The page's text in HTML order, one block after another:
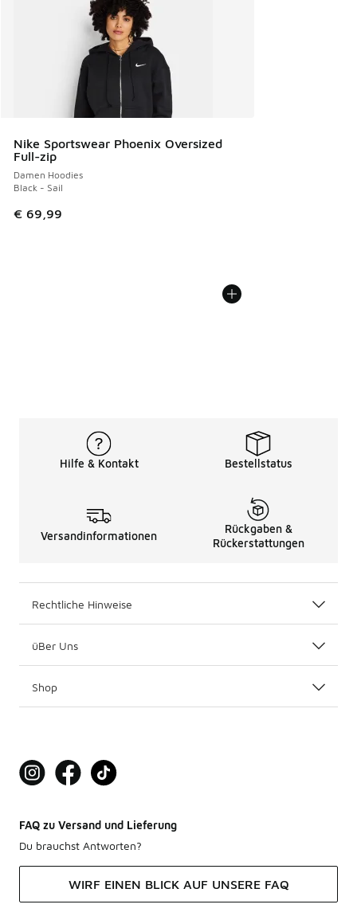
Nike Sportswear Phoenix Oversized
Full-zip
Damen Hoodies
Black - Sail
€ 69,99
Hilfe & Kontakt Bestellstatus
Versandinformationen
Rückgaben &
Rückerstattungen
Rechtliche Hinweise
üBer Uns
Shop
FAQ zu Versand und Lieferung
Du brauchst Antworten?
WIRF EINEN BLICK AUF UNSERE FAQ